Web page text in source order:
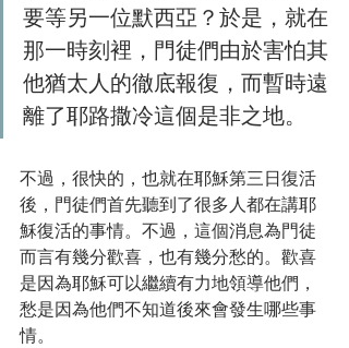
要等另一位默西亞？於是，就在
那一時刻裡，門徒們由於害怕其
他猶太人的徹底報復，而暫時遠
離了耶路撒冷這個是非之地。
不過，很快的，也就在耶穌第三日復活
後，門徒們首先聽到了很多人都在講耶
穌復活的事情。不過，這個消息為門徒
而言有幾分歡喜，也有幾分愁的。歡喜
是因為耶穌可以繼續有力地領導他們，
愁是因為他們不知道後來會發生哪些事
情。